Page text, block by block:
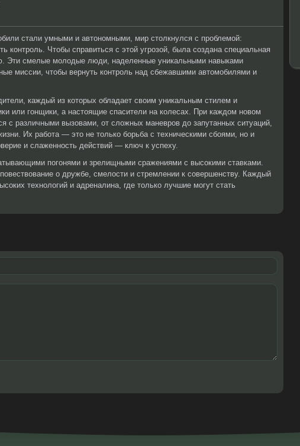
стали умными и автономными, мир столкнулся с проблемой:
контроль. Чтобы справиться с этой угрозой, была создана специальная
Эти смелые молодые люди, наделенные уникальными навыками
миссии, чтобы вернуть контроль над сбежавшими автомобилями и
каждый из которых обладает своим уникальным стилем и
или гонщики, а настоящие спасители на колесах. При каждом новом
с различными вызовами, от сложных маневров до запутанных ситуаций,
Их работа — это не только борьба с техническими сбоями, но и
и слаженность действий — ключ к успеху.
погонями и зрелищными сражениями с высокими ставками.
о дружбе, смелости и стремлении к совершенству. Каждый
технологий и адреналина, где только лучшие могут стать